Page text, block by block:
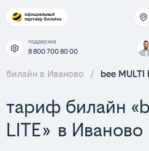
поддержка
8 800 700 80 00
билайн в Иваново / bee MULTI
тариф билайн
LITE» в Иваново